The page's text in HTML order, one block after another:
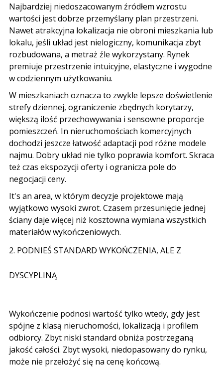
Najbardziej niedoszacowanym źródłem wzrostu
wartości jest dobrze przemyślany plan przestrzeni.
Nawet atrakcyjna lokalizacja nie obroni mieszkania lub
lokalu, jeśli układ jest nielogiczny, komunikacja zbyt
rozbudowana, a metraż źle wykorzystany. Rynek
premiuje przestrzenie intuicyjne, elastyczne i wygodne
w codziennym użytkowaniu.
W mieszkaniach oznacza to zwykle lepsze doświetlenie
strefy dziennej, ograniczenie zbędnych korytarzy,
większą ilość przechowywania i sensowne proporcje
pomieszczeń. In nieruchomościach komercyjnych
dochodzi jeszcze łatwość adaptacji pod różne modele
najmu. Dobry układ nie tylko poprawia komfort. Skraca
też czas ekspozycji oferty i ogranicza pole do
negocjacji ceny.
It's an area, w którym decyzje projektowe mają
wyjątkowo wysoki zwrot. Czasem przesunięcie jednej
ściany daje więcej niż kosztowna wymiana wszystkich
materiałów wykończeniowych.
2. PODNIEŚ STANDARD WYKOŃCZENIA, ALE Z
DYSCYPLINĄ
Wykończenie podnosi wartość tylko wtedy, gdy jest
spójne z klasą nieruchomości, lokalizacją i profilem
odbiorcy. Zbyt niski standard obniża postrzeganą
jakość całości. Zbyt wysoki, niedopasowany do rynku,
może nie przełożyć się na cenę końcową.